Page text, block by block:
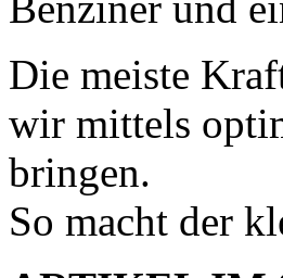
Die meiste
wir mittels
bringen.
So macht der